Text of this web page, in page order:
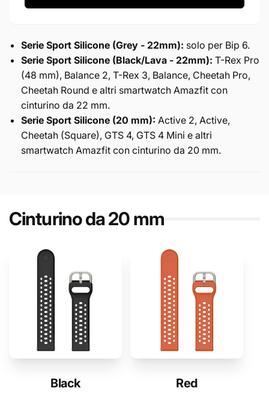
Serie Sport Silicone (Grey - 22mm): solo per Bip 6.
Serie Sport Silicone (Black/Lava - 22mm): T-Rex Pro
(48 mm), Balance 2, T-Rex 3, Balance, Cheetah Pro,
Cheetah Round e altri smartwatch Amazfit con
cinturino da 22 mm.
Serie Sport Silicone (20 mm): Active 2, Active,
Cheetah (Square), GTS 4, GTS 4 Mini e altri
smartwatch Amazfit con cinturino da 20 mm.
Cinturino da 20 mm
Black Red